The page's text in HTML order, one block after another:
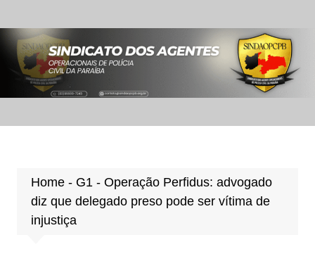
para
conteúdo
Home- G1 - Operação Perfidus: advogado
diz que delegado preso pode ser vítima de
injustiça